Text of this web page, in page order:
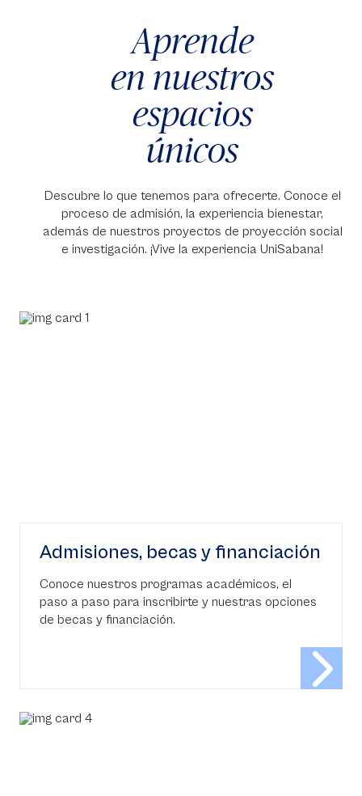
Aprende
en nuestros
espacios
únicos
Descubre lo que tenemos para ofrecerte. Conoce el
proceso de admisión, la experiencia bienestar,
además de nuestros proyectos de proyección social
e investigación. ¡Vive la experiencia UniSabana!
Admisiones, becas y financiación
Conoce nuestros programas académicos, el
paso a paso para inscribirte y nuestras opciones
de becas y financiación.